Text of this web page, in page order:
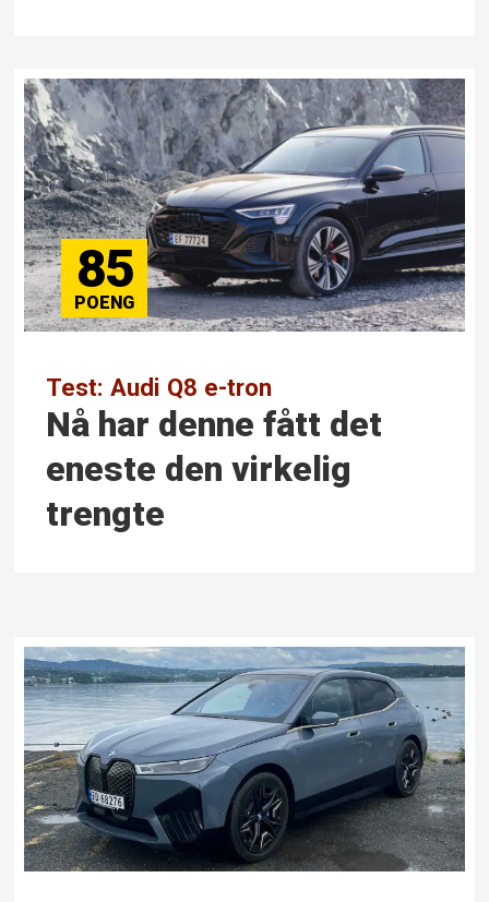
85
Test: Audi Q8 e-tron
Nå har denne fått det
eneste den virkelig
trengte